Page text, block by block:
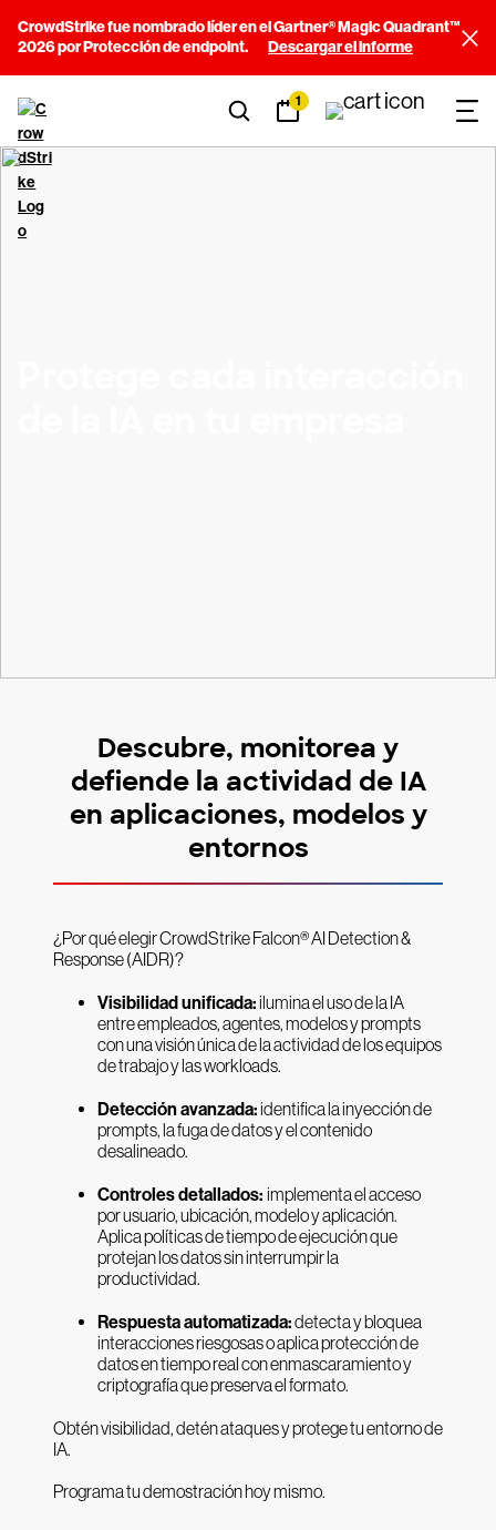
CrowdStrike fue nombrado líder en el Gartner® Magic Quadrant™
2026 por Protección de endpoint.
Descargar el informe
1
Descubre, monitorea y
defiende la actividad de IA
en aplicaciones, modelos y
entornos
¿Por qué elegir CrowdStrike Falcon® AI Detection &
Response (AIDR)?
Visibilidad unificada:ilumina el uso de la IA
entre empleados, agentes, modelos y prompts
con una visión única de la actividad de los equipos
de trabajo y las workloads.
Detección avanzada:identifica la inyección de
prompts, la fuga de datos y el contenido
desalineado.
Controles detallados: implementa el acceso
por usuario, ubicación, modelo y aplicación.
Aplica políticas de tiempo de ejecución que
protejan los datos sin interrumpir la
productividad.
Respuesta automatizada:detecta y bloquea
interacciones riesgosas o aplica protección de
datos en tiempo real con enmascaramiento y
criptografía que preserva el formato.
Obtén visibilidad, detén ataques y protege tu entorno de
IA.
Programa tu demostración hoy mismo.